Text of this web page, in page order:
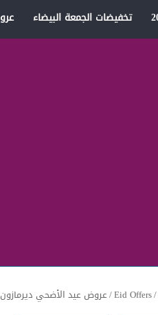
تخفيضات الجمعة البيضاء
/
Eid Offers
/عروض عيد الأضحي ديرمازون 2026